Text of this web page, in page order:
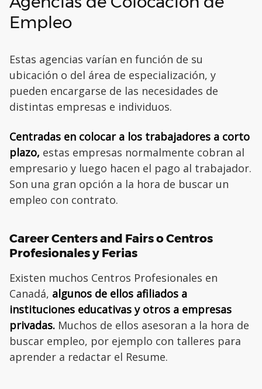
Empleo
Estas agencias varían en función de su
ubicación o del área de especialización, y
pueden encargarse de las necesidades de
distintas empresas e individuos.
Centradas en colocar a los trabajadores a corto
plazo, estas empresas normalmente cobran al
empresario y luego hacen el pago al trabajador.
Son una gran opción a la hora de buscar un
empleo con contrato.
Career Centers and Fairs o Centros
Profesionales y Ferias
Existen muchos Centros Profesionales en
Canadá, algunos de ellos afiliados a
instituciones educativas y otros a empresas
privadas. Muchos de ellos asesoran a la hora de
buscar empleo, por ejemplo con talleres para
aprender a redactar el Resume.